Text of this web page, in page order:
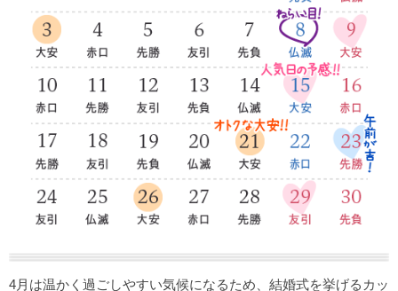
4月は温かく過ごしやすい気候になるため、結婚式を挙げるカッ